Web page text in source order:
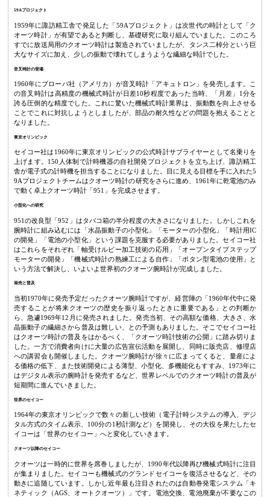
59Aプロジェクト
1959年に諏訪精工舎で発足した「59Aプロジェクト」は次世代の時計として「ク
オーツ時計」が有望であると判断し、基礎研究に取り組んでいました。このころ
すでに放送局用のクオーツ時計は製造されていましたが、タンス二棹分という巨
大なサイズに加え、少しの振動で壊れてしまうような繊細な時計でした。
音叉時計の登場
1960年にブローバ社（アメリカ）が音叉時計「アキュトロン」を発売します。こ
の音叉時計は高精度の機械式時計が日差10秒程度であった当時、「月差」1分を
誇る圧倒的な精度でした。これに驚いた機械式時計業界は、振動数を向上させる
ことでこれに対抗しようとしましたが、部品の耐久性などの問題を抱えることと
なりました。
東京オリンピック
セイコー社は1960年に東京オリンピックの公式時計サプライヤーとして名乗りを
上げます。150人体制で計時機器の自社開発プロジェクトを立ち上げ、諏訪精工
舎が電子式の計時機を担当することになりました。目に見える目標を手に入れた5
9Aプロジェクトチームはクオーツ時計の研究をさらに進め、1961年に乾電池のみ
で動く卓上クオーツ時計「951」を完成させます。
小型化への研究
951の改良型「952」はタバコ箱の半分程度の大きさになりました。しかしこれを
腕時計に組み込むには「水晶振動子の小型化」「モーターの小型化」「時計用IC
の開発」「電池の小型化」という課題を克服する必要がありました。セイコー社
はこれらをそれぞれ「軸受けルビー加工技術の応用」「オープンタイプステップ
モーターの開発」「機械式時計の熟練工による自作」「ボタン型電池の使用」と
いう方法で解決し、いよいよ世界初のクオーツ腕時計が完成しました。
発売と普及
当初1970年に発売予定だったクオーツ腕時計ですが、経営陣の「1960年代中に発
売することが将来クオーツの歴史を振り返ったときに重要である」との判断か
ら、急遽1969年12月に発売されました。発売当初、その高額な価格、大きさ、水
晶振動子の繊細さから普及は難しい、との予測もありました。そこでセイコー社
はクオーツ時計の普及をはかるべく、「クオーツ時計技術の公開」に踏み切りま
した。一方で消費者向けに大量の広告宣伝活動を展開し、同時に販売店、修理店
への講習会も開催しました。クオーツ腕時計が徐々に広まってくると、量産によ
る価格の低下、また技術開発による薄型、小型化、多機能化もすすみ、1973年に
はデジタル表示の腕時計を発売するなど、世界レベルでのクオーツ時計の普及が
短期間に進んでいきました。
世界のセイコー
1964年の東京オリンピックで数々の新しい技術（電子計時システムの導入、デジ
タル方式のタイム表示、100分の1秒計測など）を開発し、その大役を果たしたセ
イコーは「世界のセイコー」へと変化していきます。
クオーツ以降のセイコー
クオーツは一時的に世界を席巻しましたが、1990年代以降再び機械式時計に注目
が集まりました。セイコーも機械式のグランドセイコーを復活させるなど、その
動きに追随しています。しかし近年最も注目されたのは自動巻発電システム「キ
ネティック（AGS、オートクオーツ）」です。電池交換、電池廃棄が不要なこの